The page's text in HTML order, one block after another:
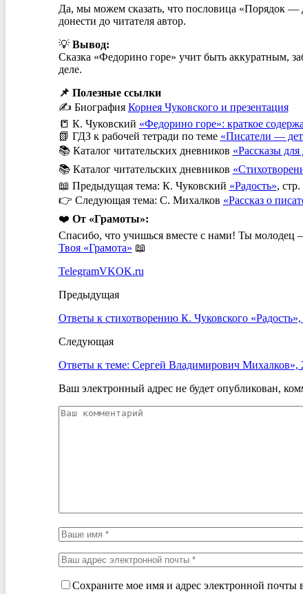
Да, мы можем сказать, что пословица «Порядок —
донести до читателя автор.
💡 Вывод:
Сказка «Федорино горе» учит быть аккуратным,
деле.
📌 Полезные ссылки
✍️ Биография Корнея Чуковского и презентация
📒 К. Чуковский «Федорино горе»: краткое
📗 ГДЗ к рабочей тетради по теме «Писатели —
📚 Каталог читательских дневников «Рассказы для
📚 Каталог читательских дневников
📖 Предыдущая тема: К. Чуковский «Радость», стр.
👉 Следующая тема: С. Михалков «Рассказ о
❤️ От «Грамоты»:
Спасибо, что учишься вместе с нами! Ты молодец
Твоя «Грамота» 📖
TelegramVKOK.ru
Предыдущая
Ответы к стихотворению К. Чуковского «Радость»,
Следующая
Ответы к теме: Сергей Владимирович Михалков»,
Ваш электронный адрес не будет опубликован,
Сохраните мое имя и адрес электронной почты